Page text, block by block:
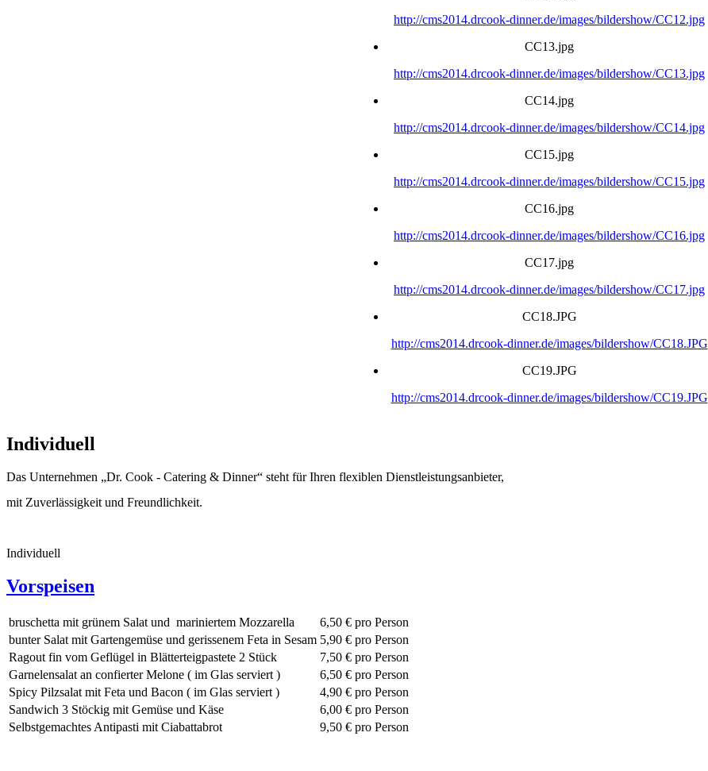
http://cms2014.drcook-dinner.de/images/bildershow/CC12.jpg
CC13.jpg
http://cms2014.drcook-dinner.de/images/bildershow/CC13.jpg
CC14.jpg
http://cms2014.drcook-dinner.de/images/bildershow/CC14.jpg
CC15.jpg
http://cms2014.drcook-dinner.de/images/bildershow/CC15.jpg
CC16.jpg
http://cms2014.drcook-dinner.de/images/bildershow/CC16.jpg
CC17.jpg
http://cms2014.drcook-dinner.de/images/bildershow/CC17.jpg
CC18.JPG
http://cms2014.drcook-dinner.de/images/bildershow/CC18.JPG
CC19.JPG
http://cms2014.drcook-dinner.de/images/bildershow/CC19.JPG
Individuell
Das Unternehmen „Dr. Cook - Catering & Dinner“ steht für Ihren flexiblen Dienstleistungsanbieter,
mit Zuverlässigkeit und Freundlichkeit.
Individuell
Vorspeisen
bruschetta mit grünem Salat und mariniertem Mozzarella 6,50 € pro Person
bunter Salat mit Gartengemüse und gerissenem Feta in Sesam 5,90 € pro Person
Ragout fin vom Geflügel in Blätterteigpastete 2 Stück
7,50 € pro Person
Garnelensalat an confierter Melone ( im Glas serviert )
6,50 € pro Person
Spicy Pilzsalat mit Feta und Bacon ( im Glas serviert )
4,90 € pro Person
Sandwich 3 Stöckig mit Gemüse und Käse
6,00 € pro Person
Selbstgemachtes Antipasti mit Ciabattabrot
9,50 € pro Person